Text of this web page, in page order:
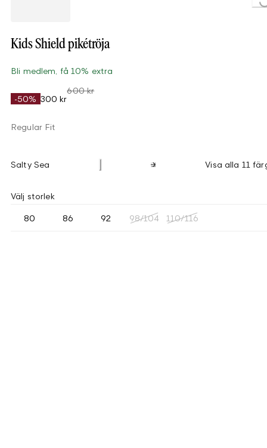
Kids Shield pikétröja
Bli medlem, få 10% extra
-50% 300 kr
600 kr
Regular Fit
Salty Sea Visa alla 11
Välj storlek
80 86 92 98/104 110/116